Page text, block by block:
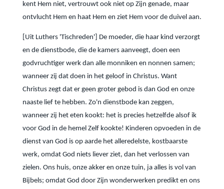
kent Hem niet, vertrouwt ook niet op Zijn genade, maar
ontvlucht Hem en haat Hem en ziet Hem voor de duivel aan.
[Uit Luthers 'Tischreden'] De moeder, die haar kind verzorgt
en de dienstbode, die de kamers aanveegt, doen een
godvruchtiger werk dan alle monniken en nonnen samen;
wanneer zij dat doen in het geloof in Christus. Want
Christus zegt dat er geen groter gebod is dan God en onze
naaste lief te hebben. Zo'n dienstbode kan zeggen,
wanneer zij het eten kookt: het is precies hetzelfde alsof ik
voor God in de hemel Zelf kookte! Kinderen opvoeden in de
dienst van God is op aarde het alleredelste, kostbaarste
werk, omdat God niets liever ziet, dan het verlossen van
zielen. Ons huis, onze akker en onze tuin, ja alles is vol van
Bijbels; omdat God door Zijn wonderwerken predikt en ons